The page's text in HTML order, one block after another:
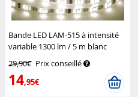
Bande LED LAM-515 à intensité
variable 1300 lm / 5 m blanc
29,90€ Prix conseillé
14,95€